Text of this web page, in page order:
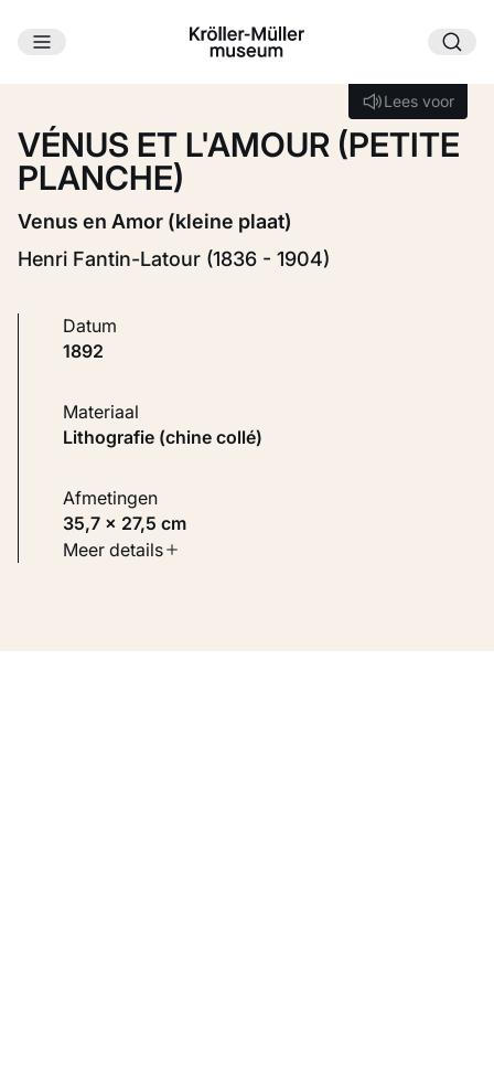
Ga naar hoofdinhoud
Lees voor
Lees voor
VÉNUS ET L'AMOUR (PETITE
PLANCHE)
Venus en Amor (kleine plaat)
Henri Fantin-Latour (1836 - 1904)
Datum
1892
Materiaal
Lithografie (chine collé)
Afmetingen
35,7 × 27,5 cm
Soort werk
Meer details